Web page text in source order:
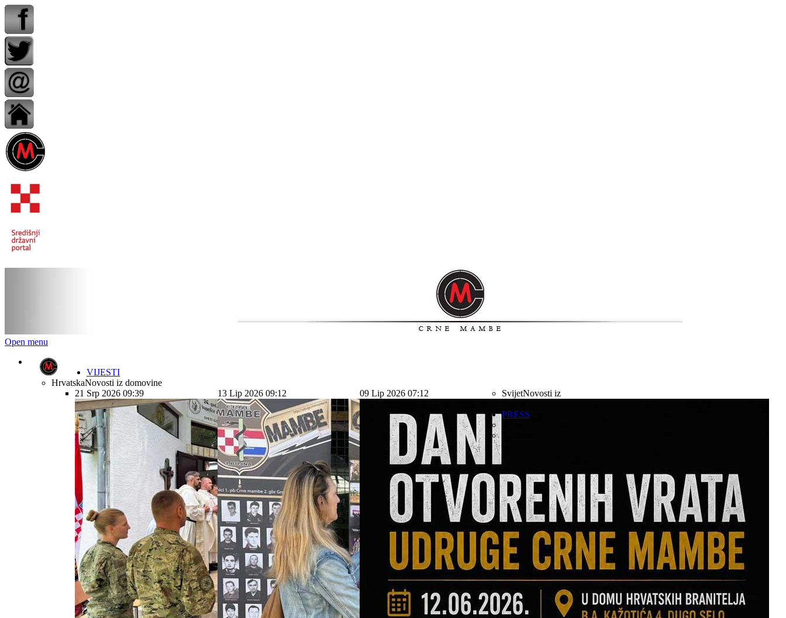
Open menu
VIJESTI
HrvatskaNovosti iz domovine
21 Srp 2026 09:39
13 Lip 2026 09:12 09 Lip 2026 07:12 SvijetNovosti iz
PRESS